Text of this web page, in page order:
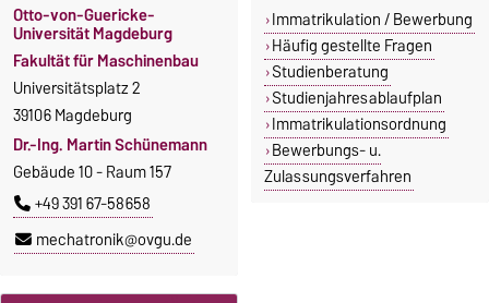
Otto-von-Guericke-
Universität Magdeburg
Fakultät für Maschinenbau
Universitätsplatz 2
39106 Magdeburg
Dr.-Ing. Martin Schünemann
Gebäude 10 - Raum 157
+49 391 67-58658
mechatronik@ovgu.de
Immatrikulation / Bewerbung
Häufig gestellte Fragen
Studienberatung
Studienjahresablaufplan
Immatrikulationsordnung
Bewerbungs- u.
Zulassungsverfahren